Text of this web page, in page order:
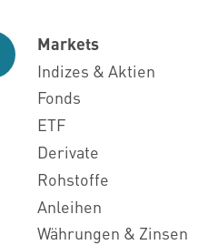
Markets
Indizes & Aktien
Fonds
ETF
Derivate
Rohstoffe
Anleihen
Währungen & Zinsen